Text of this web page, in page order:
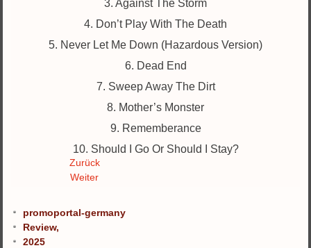
3. Against The Storm
4. Don’t Play With The Death
5. Never Let Me Down (Hazardous Version)
6. Dead End
7. Sweep Away The Dirt
8. Mother’s Monster
9. Rememberance
10. Should I Go Or Should I Stay?
Zurück
Weiter
promoportal-germany
Review,
2025